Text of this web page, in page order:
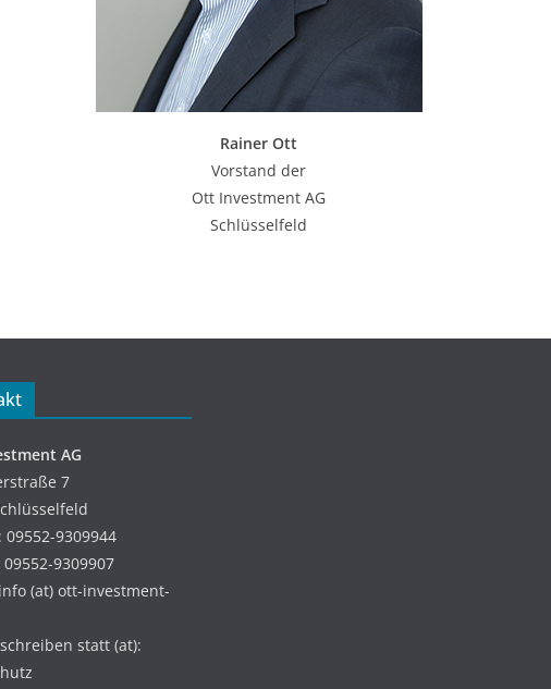
Rainer Ott
Vorstand der
Ott Investment AG
Schlüsselfeld
AG
7
09552-9309944
9309907
(at) ott-investment-
statt (at):